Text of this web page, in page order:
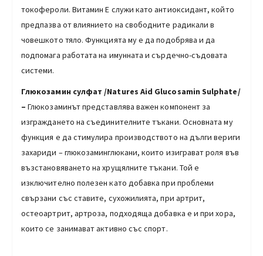
токофероли. Витамин Е служи като антиоксидант, който
предпазва от влиянието на свободните радикали в
човешкото тяло. Функцията му е да подобрява и да
подпомага работата на имунната и сърдечно-съдовата
системи.
Глюкозамин сулфат /Natures Aid Glucosamin Sulphate/
–Глюкозаминът представлява важен компонент за
изграждането на съединителните тъкани. Основната му
функция е да стимулира производството на дълги вериги
захариди – глюкозаминглюкани, които изиграват роля във
възстановяването на хрущялните тъкани. Той е
изключително полезен като добавка при проблеми
свързани със ставите, сухожилията, при артрит,
остеоартрит, артроза, подходяща добавка е и при хора,
които се занимават активно със спорт.